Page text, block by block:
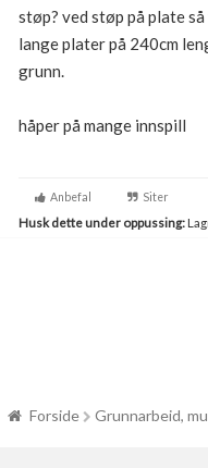
støp? ved støp på plate
lange plater på 240cm
grunn.
håper på mange innspill
Anbefal Siter
Husk dette under oppussing:
Forside Grunnarbeid,